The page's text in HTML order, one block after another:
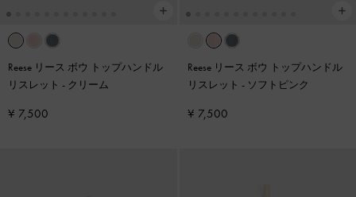
Reese リース ボウ トップハンドル
リスレット - クリーム
¥ 7,500
Reese リース ボウ トップハンドル
リスレット - ソフトピンク
¥ 7,500